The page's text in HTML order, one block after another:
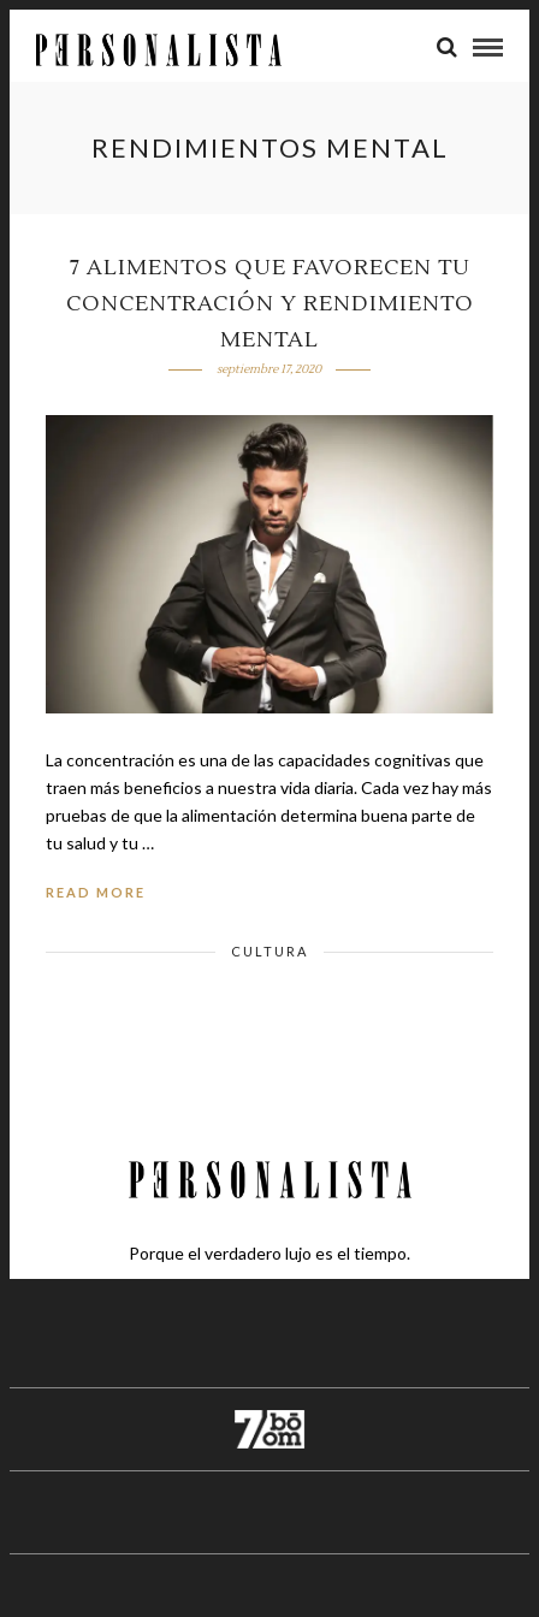
RENDIMIENTOS MENTAL
7 ALIMENTOS QUE FAVORECEN TU
CONCENTRACIÓN Y RENDIMIENTO
MENTAL
septiembre 17, 2020
La concentración es una de las capacidades cognitivas que
traen más beneficios a nuestra vida diaria. Cada vez hay más
pruebas de que la alimentación determina buena parte de
tu salud y tu …
READ MORE
CULTURA
Porque el verdadero lujo es el tiempo.